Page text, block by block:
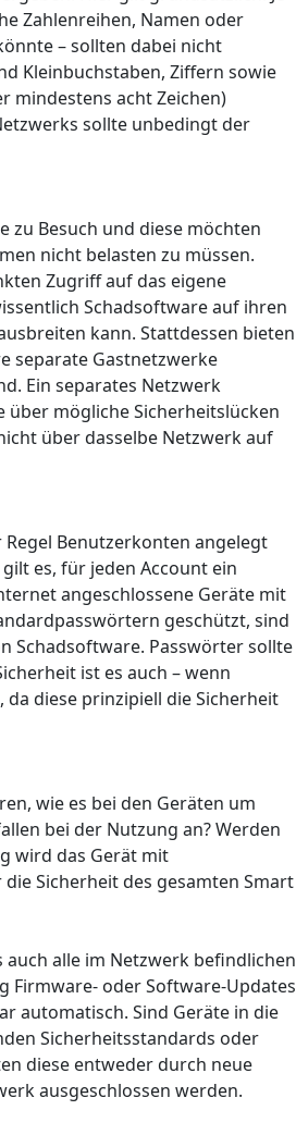
Zahlenreihen, Namen oder
– sollten dabei nicht
Kleinbuchstaben, Ziffern sowie
mindestens acht Zeichen)
sollte unbedingt der
zu Besuch und diese möchten
nicht belasten zu müssen.
Zugriff auf das eigene
Schadsoftware auf ihren
kann. Stattdessen bieten
separate Gastnetzwerke
Ein separates Netzwerk
über mögliche Sicherheitslücken
über dasselbe Netzwerk auf
Benutzerkonten angelegt
es, für jeden Account ein
angeschlossene Geräte mit
geschützt, sind
Schadsoftware. Passwörter sollte
ist es auch – wenn
diese prinzipiell die Sicherheit
wie es bei den Geräten um
bei der Nutzung an? Werden
wird das Gerät mit
Sicherheit des gesamten Smart
alle im Netzwerk befindlichen
Firmware- oder Software-Updates
automatisch. Sind Geräte in die
Sicherheitsstandards oder
diese entweder durch neue
ausgeschlossen werden.